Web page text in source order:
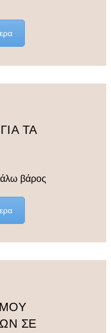
ΤΑ
βάρος
ΣΕ